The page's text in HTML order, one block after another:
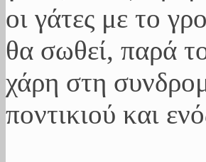
οι γάτες με το
θα σωθεί, παρά
χάρη στη
ποντικιού και